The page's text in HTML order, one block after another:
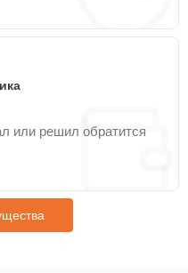
или решил обратится